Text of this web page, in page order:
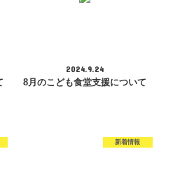
2024.9.24
8月のこども食堂支援について
新着情報